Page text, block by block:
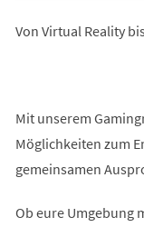
Von Virtual Reality
Mit unserem
Möglichkeiten zum
gemeinsamen
Ob eure Umgebung